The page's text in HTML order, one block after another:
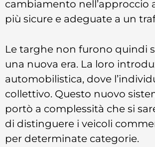
cambiamento nell’approccio
più sicure e adeguate a un
Le targhe non furono quindi
una nuova era. La loro
automobilistica, dove
collettivo. Questo nuovo
portò a complessità che si
di distinguere i veicoli
per determinate categorie.